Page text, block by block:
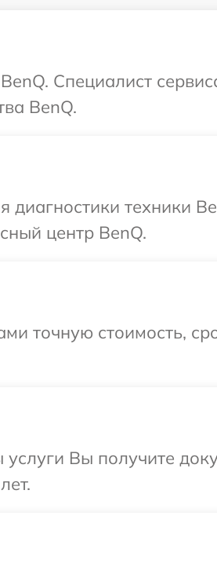
Специалист
BenQ.
техники
центр BenQ.
точную стоимость,
услуги Вы получите